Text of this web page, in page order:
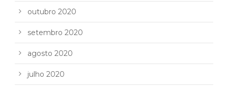
outubro 2020
setembro 2020
agosto 2020
julho 2020